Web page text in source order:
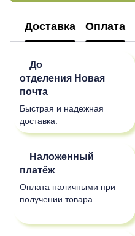
Доставка Оплата
До
отделения Новая
почта
Быстрая и надежная
доставка.
Наложенный
платёж
Оплата наличными при
получении товара.